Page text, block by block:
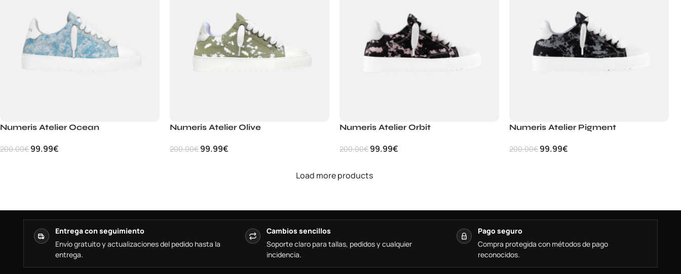
Numeris Atelier Ocean
200.00€ 99.99€
Numeris Atelier Olive
200.00€ 99.99€
Numeris Atelier Orbit
200.00€ 99.99€
Numeris Atelier Pigment
200.00€ 99.99€
Load more products
Entrega con seguimiento
Envío gratuito y actualizaciones del pedido hasta la
entrega.
Cambios sencillos
Soporte claro para tallas, pedidos y cualquier
incidencia.
Pago seguro
Compra protegida con métodos de pago
reconocidos.